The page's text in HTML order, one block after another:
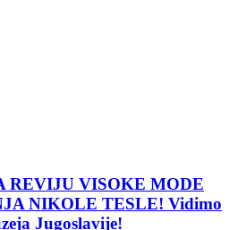
REVIJU VISOKE MODE
NIKOLE TESLE! Vidimo
Jugoslavije!